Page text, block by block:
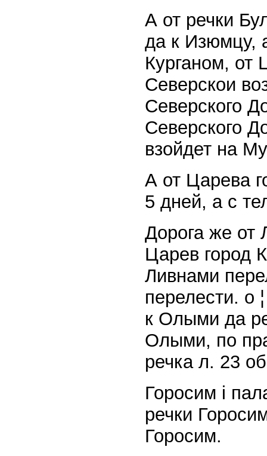
А от речки
да к Изюмцу,
Курганом, от
Северскои
Северского
Северского
взойдет на
А от Царева
5 дней, а с
Дорога же от
Царев город
Ливнами
перелести. o
к Олыми да
Олыми, по
речка л. 23
Горосим i
речки
Горосим.